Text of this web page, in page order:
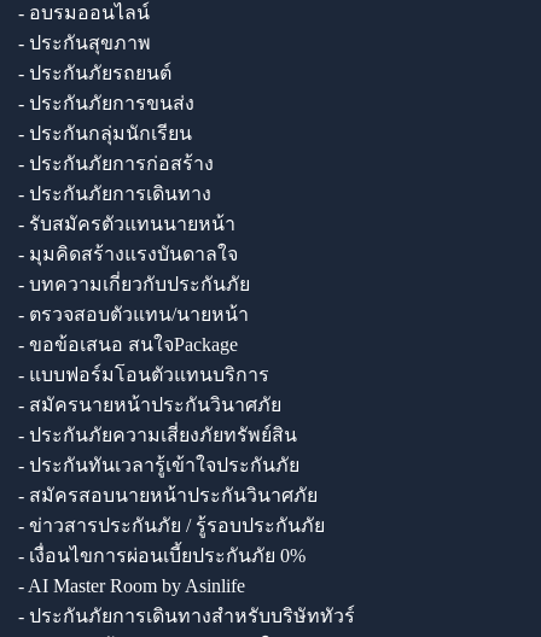
- อบรมออนไลน์
- ประกันสุขภาพ
- ประกันภัยรถยนต์
- ประกันภัยการขนส่ง
- ประกันกลุ่มนักเรียน
- ประกันภัยการก่อสร้าง
- ประกันภัยการเดินทาง
- รับสมัครตัวแทนนายหน้า
- มุมคิดสร้างแรงบันดาลใจ
- บทความเกี่ยวกับประกันภัย
- ตรวจสอบตัวแทน/นายหน้า
- ขอข้อเสนอ สนใจPackage
- แบบฟอร์มโอนตัวแทนบริการ
- สมัครนายหน้าประกันวินาศภัย
- ประกันภัยความเสี่ยงภัยทรัพย์สิน
- ประกันทันเวลารู้เข้าใจประกันภัย
- สมัครสอบนายหน้าประกันวินาศภัย
- ข่าวสารประกันภัย / รู้รอบประกันภัย
- เงื่อนไขการผ่อนเบี้ยประกันภัย 0%
- AI Master Room by Asinlife
- ประกันภัยการเดินทางสำหรับบริษัททัวร์